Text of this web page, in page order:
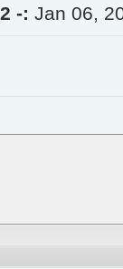
-: Jan 06,